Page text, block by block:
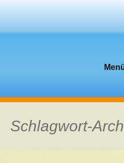
Schlagwort-